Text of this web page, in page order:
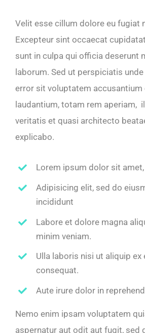
Velit esse cillum dolore eu fugiat
Excepteur sint occaecat
sunt in culpa qui officia deserunt
laborum. Sed ut perspiciatis
error sit voluptatem
laudantium, totam rem aperiam,
veritatis et quasi architecto
explicabo.
Lorem ipsum dolor sit
Adipisicing elit, sed do
incididunt
Labore et dolore magna
minim veniam.
Ulla laboris nisi ut aliquip
consequat.
Aute irure dolor in
Nemo enim ipsam voluptatem
aspernatur aut odit aut fugit, sed